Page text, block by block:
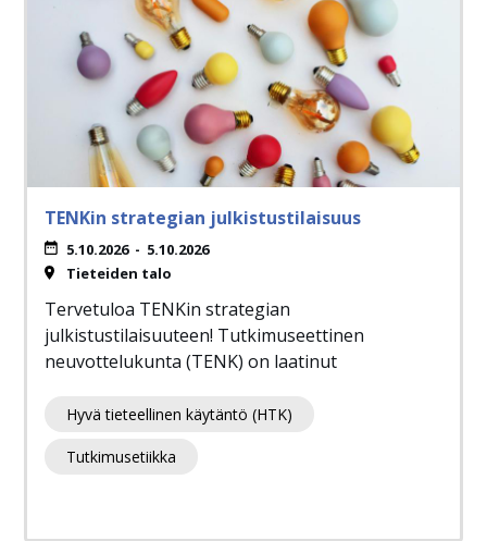
TENKin strategian julkistustilaisuus
5.10.2026- 5.10.2026
Tieteiden talo
Tervetuloa TENKin strategian
julkistustilaisuuteen! Tutkimuseettinen
neuvottelukunta (TENK) on laatinut
Hyvä tieteellinen käytäntö (HTK)
Tutkimusetiikka